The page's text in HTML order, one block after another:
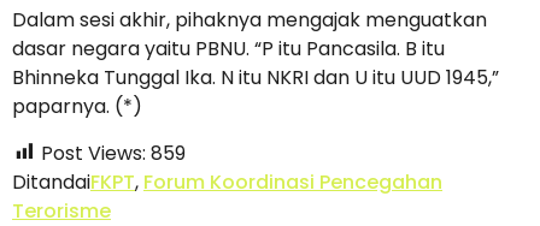
Dalam sesi akhir, pihaknya mengajak menguatkan
dasar negara yaitu PBNU. “P itu Pancasila. B itu
Bhinneka Tunggal Ika. N itu NKRI dan U itu UUD 1945,”
paparnya. (*)
Post Views: 859
DitandaiFKPT, Forum Koordinasi Pencegahan
Terorisme